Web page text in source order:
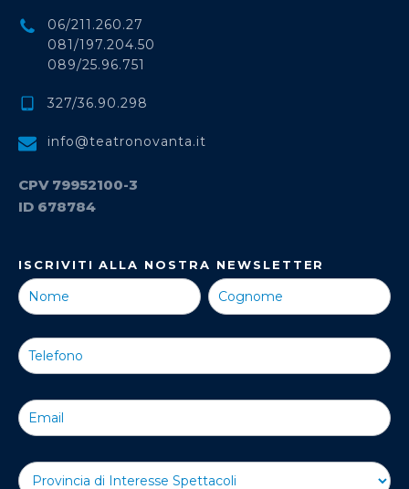
06/211.260.27
081/197.204.50
089/25.96.751
327/36.90.298
info@teatronovanta.it
CPV 79952100-3
ID 678784
ISCRIVITI ALLA NOSTRA NEWSLETTER
Iscriviti alla